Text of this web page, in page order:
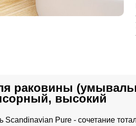
раковины
высокий
Scandinavian Pure - сочетание